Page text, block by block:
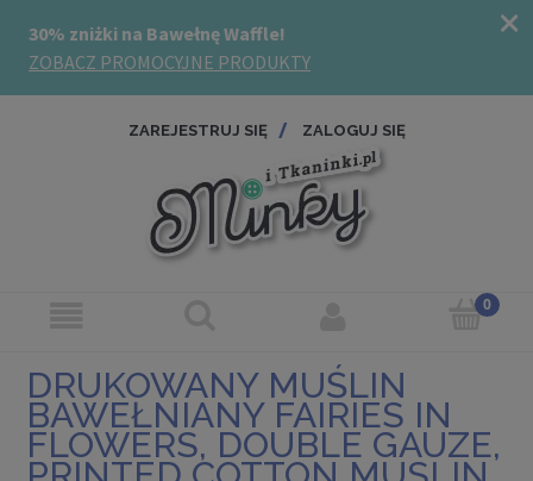
ZAREJESTRUJ SIĘ ZALOGUJ SIĘ
DRUKOWANY MUŚLIN
BAWEŁNIANY FAIRIES IN
FLOWERS, DOUBLE GAUZE,